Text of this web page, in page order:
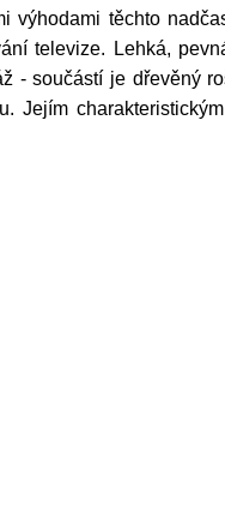
těchto
televize. Lehká,
- součástí je dřevěný
Jejím